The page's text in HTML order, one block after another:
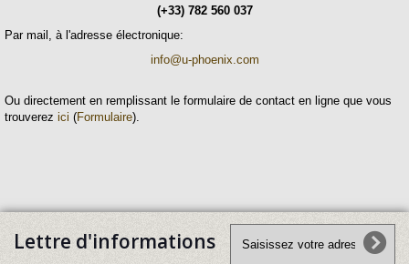
(+33) 782 560 037
Par mail, à l'adresse électronique:
info@u-phoenix.com
Ou directement en remplissant le formulaire de contact en ligne que vous
trouverez ici (Formulaire).
Lettre d'informations